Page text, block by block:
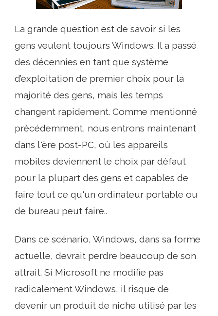
La grande question est de savoir si les
gens veulent toujours Windows. Il a passé
des décennies en tant que système
d’exploitation de premier choix pour la
majorité des gens, mais les temps
changent rapidement. Comme mentionné
précédemment, nous entrons maintenant
dans l'ère post-PC, où les appareils
mobiles deviennent le choix par défaut
pour la plupart des gens et capables de
faire tout ce qu'un ordinateur portable ou
de bureau peut faire..
Dans ce scénario, Windows, dans sa forme
actuelle, devrait perdre beaucoup de son
attrait. Si Microsoft ne modifie pas
radicalement Windows, il risque de
devenir un produit de niche utilisé par les